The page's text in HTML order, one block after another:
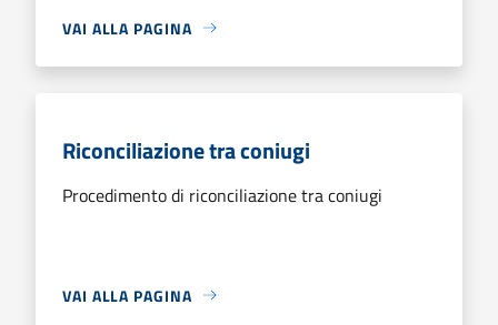
VAI ALLA PAGINA
Riconciliazione tra coniugi
Procedimento di riconciliazione tra coniugi
VAI ALLA PAGINA